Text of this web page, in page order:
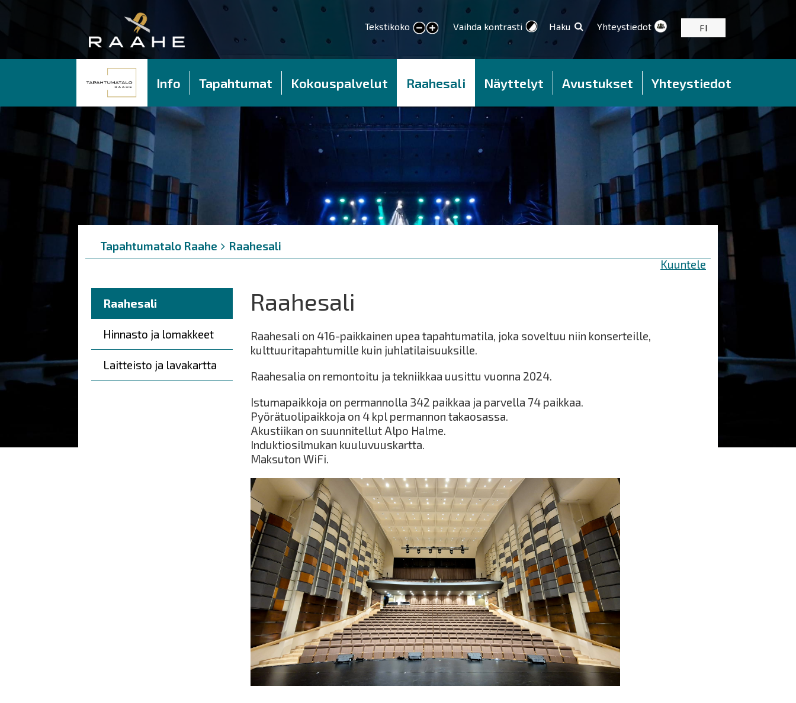
Tekstikoko
smaller text
larger text Vaihda kontrasti Haku Yhteystiedot FI
Info Tapahtumat Kokouspalvelut Raahesali Näyttelyt Avustukset Yhteystiedot
Murupolku
You
are
Tapahtumatalo Raahe
Raahesali
Kuuntele
Päävalikko
Raahesali
Hinnasto ja lomakkeet
Laitteisto ja lavakartta
Raahesali
Raahesali on 416-paikkainen upea tapahtumatila, joka soveltuu niin konserteille,
kulttuuritapahtumille kuin juhlatilaisuuksille.
Raahesalia on remontoitu ja tekniikkaa uusittu vuonna 2024.
Istumapaikkoja on permannolla 342 paikkaa ja parvella 74 paikkaa.
Pyörätuolipaikkoja on 4 kpl permannon takaosassa.
Akustiikan on suunnitellut Alpo Halme.
Induktiosilmukan kuuluvuuskartta.
Maksuton WiFi.